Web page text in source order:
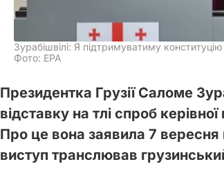
Зурабішвілі: Я підтримуватиму конституцію
Фото: EPA
Президентка Грузії Саломе
відставку на тлі спроб керівної
Про це вона заявила 7 вересня
виступ транслював